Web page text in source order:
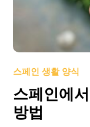
스페인 생활 양식
스페인에
방법